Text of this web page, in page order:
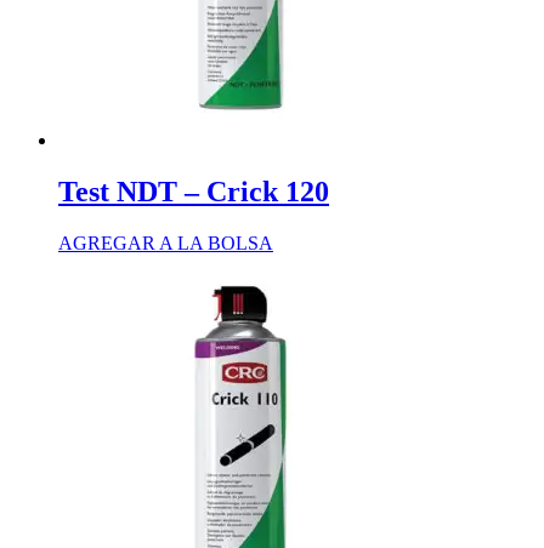
Test NDT – Crick 120
AGREGAR A LA BOLSA